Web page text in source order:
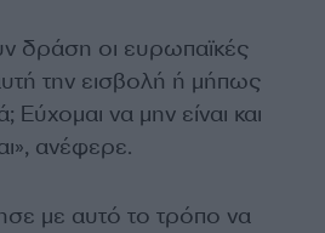
δράση οι ευρωπαϊκές
την εισβολή ή μήπως
Εύχομαι να μην είναι και
ανέφερε.
με αυτό το τρόπο να